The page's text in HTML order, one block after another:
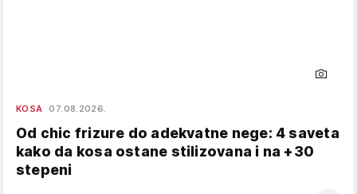
KOSA 07.08.2026.
Od chic frizure do adekvatne nege: 4 saveta
kako da kosa ostane stilizovana i na +30
stepeni